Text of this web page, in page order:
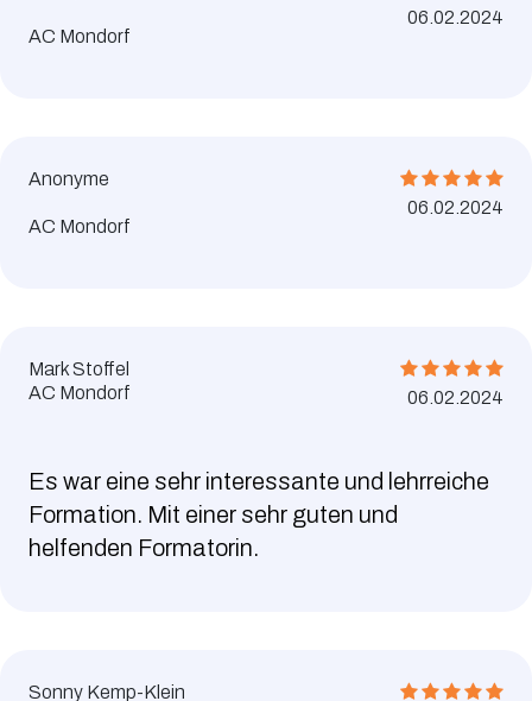
AC Mondorf
06.02.2024
Anonyme
AC Mondorf
06.02.2024
Mark Stoffel
AC Mondorf
06.02.2024
Es war eine sehr interessante und lehrreiche
Formation. Mit einer sehr guten und
helfenden Formatorin.
Sonny Kemp-Klein